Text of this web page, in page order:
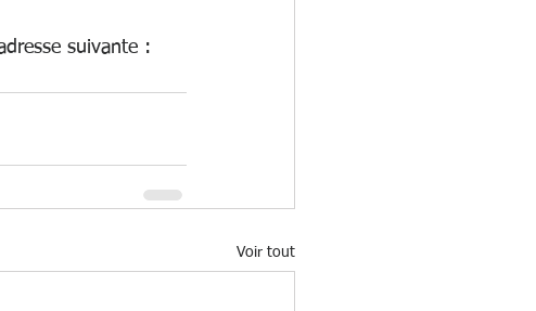
suivante :
Voir tout